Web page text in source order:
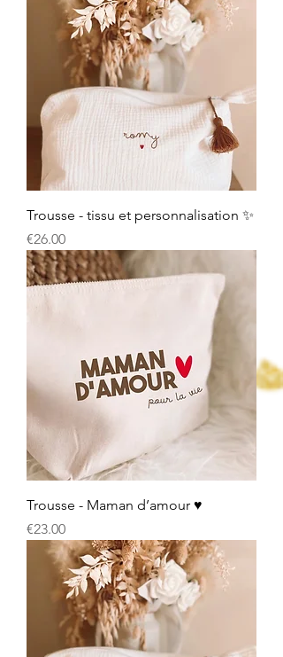
Trousse - tissu et personnalisation ✨
Price
€26.00
Trousse - Maman d’amour ♥️
Price
€23.00